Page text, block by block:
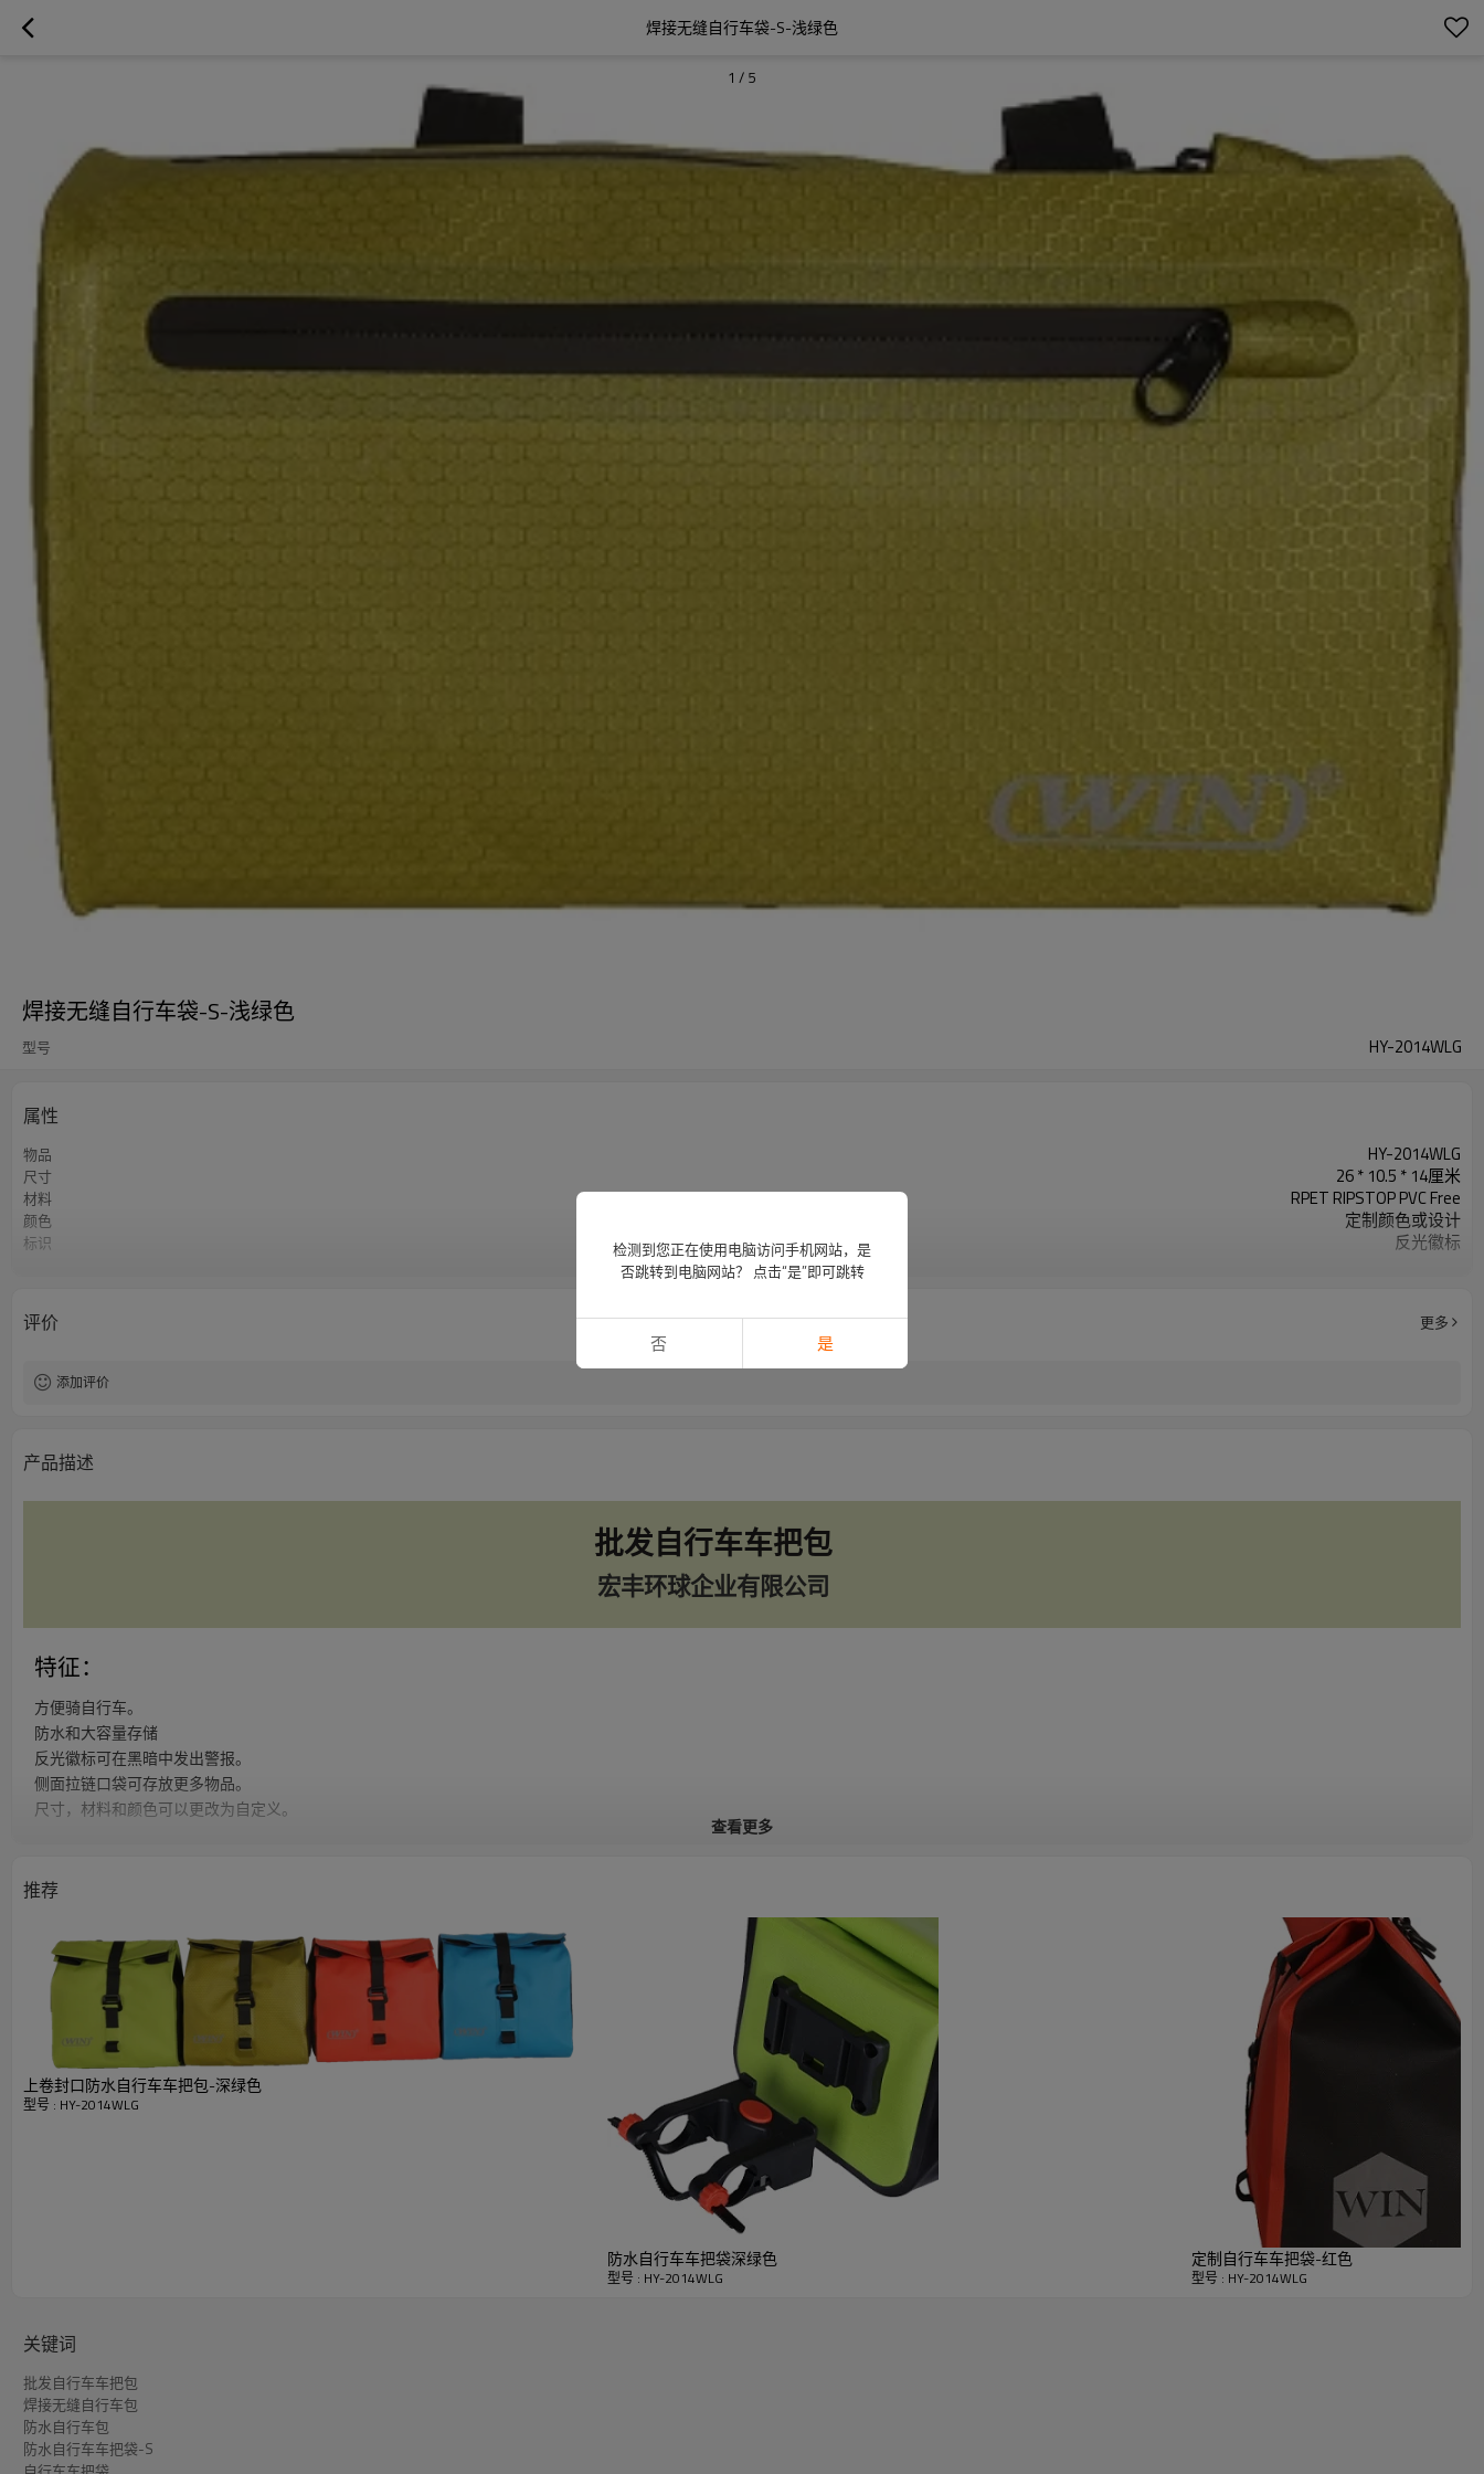
焊接无缝自行车袋-S-浅绿色
1 / 5
焊接无缝自行车袋-S-浅绿色
型号 HY-2014WLG
属性
物品 HY-2014WLG
尺寸 26 * 10.5 * 14厘米
材料 RPET RIPSTOP PVC Free
颜色 定制颜色或设计
标识 反光徽标
查看更多
评价 更多
添加评价
产品描述
批发自行车车把包
宏丰环球企业有限公司
特征：
方便骑自行车。
防水和大容量存储
反光徽标可在黑暗中发出警报。
侧面拉链口袋可存放更多物品。
尺寸，材料和颜色可以更改为自定义。
用上乘的材料制成，高品质且易于维修。
快速详细资料
RPET RIPSTOP PVC Free
26 * 10.5 * 14厘米
起订量
详细图片
查看更多
推荐
上卷封口防水自行车车把包-深绿色
型号 : HY-2014WLG
防水自行车车把袋深绿色
型号 : HY-2014WLG
定制自行车车把袋-红色
型号 : HY-2014WLG
关键词
批发自行车车把包
焊接无缝自行车包
防水自行车包
防水自行车车把袋-S
检测到您正在使用电脑访问手机网站，是
否跳转到电脑网站？ 点击“是”即可跳转
否 是